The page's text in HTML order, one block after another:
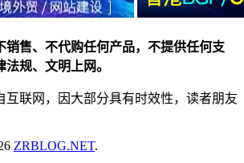
销售、不代购任何产品，不提供任何支
规、文明上网。
互联网，因大部分具有时效性，读者朋友
ZRBLOG.NET.